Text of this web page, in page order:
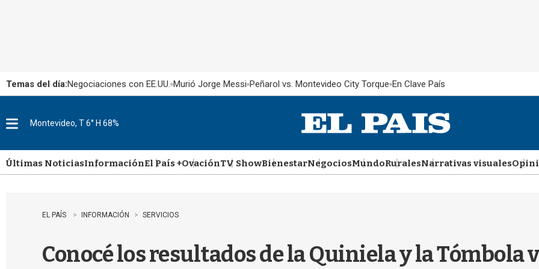
Temas del día:Negociaciones con EE.UU. Murió Jorge Messi Peñarol vs. Montevideo City Torque En Clave País
u
Montevideo, T 6° H 68%
Últimas NoticiasInformaciónEl País +OvaciónTV ShowBienestarNegociosMundoRuralesNarrativas visuales
EL PAÍS INFORMACIÓN SERVICIOS
Conocé los resultados de la Quiniela y la